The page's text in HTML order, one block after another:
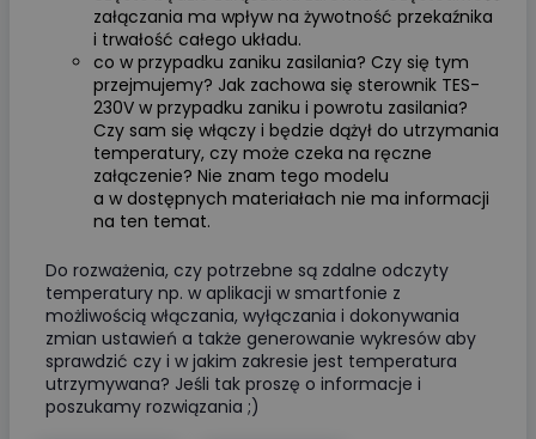
załączania ma wpływ na żywotność przekaźnika
i trwałość całego układu.
co w przypadku zaniku zasilania? Czy się tym
przejmujemy? Jak zachowa się sterownik TES-
230V w przypadku zaniku i powrotu zasilania?
Czy sam się włączy i będzie dążył do utrzymania
temperatury, czy może czeka na ręczne
załączenie? Nie znam tego modelu
a w dostępnych materiałach nie ma informacji
na ten temat.
Do rozważenia, czy potrzebne są zdalne odczyty
temperatury np. w aplikacji w smartfonie z
możliwością włączania, wyłączania i dokonywania
zmian ustawień a także generowanie wykresów aby
sprawdzić czy i w jakim zakresie jest temperatura
utrzymywana? Jeśli tak proszę o informacje i
poszukamy rozwiązania ;)